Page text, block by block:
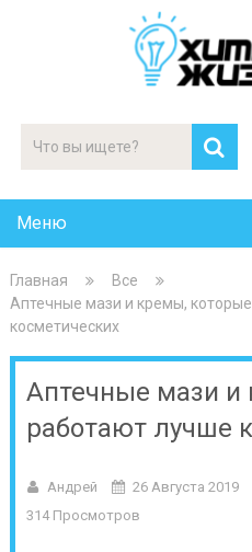
Меню
Главная
Все
Аптечные мази и кремы,
косметических
Аптечные мази и
работают лучше
Андрей 26 Августа 2019
314 Просмотров